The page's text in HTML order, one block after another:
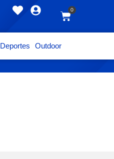
0
Deportes Outdoor